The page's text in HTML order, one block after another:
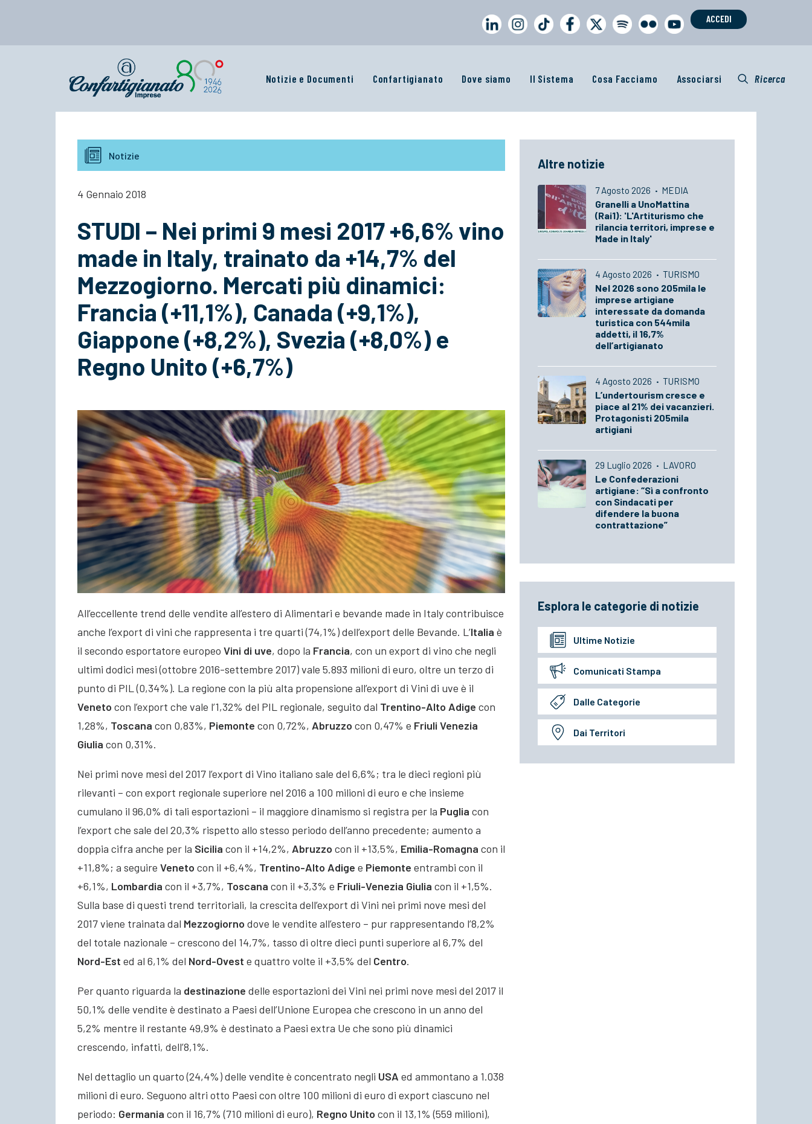
ACCEDI
Notizie e Documenti Confartigianato Dove siamo Il Sistema Cosa Facciamo Associarsi Ricerca
Notizie
4 Gennaio 2018
STUDI – Nei primi 9 mesi 2017 +6,6% vino
made in Italy, trainato da +14,7% del
Mezzogiorno. Mercati più dinamici:
Francia (+11,1%), Canada (+9,1%),
Giappone (+8,2%), Svezia (+8,0%) e
Regno Unito (+6,7%)
All’eccellente trend delle vendite all’estero di Alimentari e bevande made in Italy contribuisce
anche l’export di vini che rappresenta i tre quarti (74,1%) dell’export delle Bevande. L’Italia è
il secondo esportatore europeo Vini di uve, dopo la Francia, con un export di vino che negli
ultimi dodici mesi (ottobre 2016-settembre 2017) vale 5.893 milioni di euro, oltre un terzo di
punto di PIL (0,34%). La regione con la più alta propensione all’export di Vini di uve è il
Veneto con l’export che vale l’1,32% del PIL regionale, seguito dal Trentino-Alto Adige con
1,28%, Toscana con 0,83%, Piemonte con 0,72%, Abruzzo con 0,47% e Friuli Venezia
Giulia con 0,31%.
Nei primi nove mesi del 2017 l’export di Vino italiano sale del 6,6%; tra le dieci regioni più
rilevanti – con export regionale superiore nel 2016 a 100 milioni di euro e che insieme
cumulano il 96,0% di tali esportazioni – il maggiore dinamismo si registra per la Puglia con
l’export che sale del 20,3% rispetto allo stesso periodo dell’anno precedente; aumento a
doppia cifra anche per la Sicilia con il +14,2%, Abruzzo con il +13,5%, Emilia-Romagna con il
+11,8%; a seguire Veneto con il +6,4%, Trentino-Alto Adige e Piemonte entrambi con il
+6,1%, Lombardia con il +3,7%, Toscana con il +3,3% e Friuli-Venezia Giulia con il +1,5%.
Sulla base di questi trend territoriali, la crescita dell’export di Vini nei primi nove mesi del
2017 viene trainata dal Mezzogiorno dove le vendite all’estero – pur rappresentando l’8,2%
del totale nazionale – crescono del 14,7%, tasso di oltre dieci punti superiore al 6,7% del
Nord-Est ed al 6,1% del Nord-Ovest e quattro volte il +3,5% del Centro.
Per quanto riguarda la destinazione delle esportazioni dei Vini nei primi nove mesi del 2017 il
50,1% delle vendite è destinato a Paesi dell’Unione Europea che crescono in un anno del
5,2% mentre il restante 49,9% è destinato a Paesi extra Ue che sono più dinamici
crescendo, infatti, dell’8,1%.
Nel dettaglio un quarto (24,4%) delle vendite è concentrato negli USA ed ammontano a 1.038
milioni di euro. Seguono altri otto Paesi con oltre 100 milioni di euro di export ciascuno nel
periodo: Germania con il 16,7% (710 milioni di euro), Regno Unito con il 13,1% (559 milioni),
Altre notizie
7 Agosto 2026 · MEDIA
Granelli a UnoMattina
(Rai1): 'L'Artiturismo che
rilancia territori, imprese e
Made in Italy'
4 Agosto 2026 · TURISMO
Nel 2026 sono 205mila le
imprese artigiane
interessate da domanda
turistica con 544mila
addetti, il 16,7%
dell’artigianato
4 Agosto 2026 · TURISMO
L’undertourism cresce e
piace al 21% dei vacanzieri.
Protagonisti 205mila
artigiani
29 Luglio 2026 · LAVORO
Le Confederazioni
artigiane: “Sì a confronto
con Sindacati per
difendere la buona
contrattazione”
Esplora le categorie di notizie
Ultime Notizie
Comunicati Stampa
Dalle Categorie
Dai Territori